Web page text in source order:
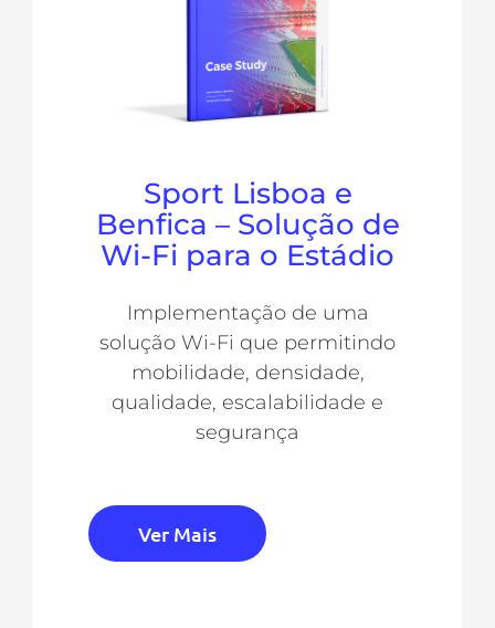
Sport Lisboa e
Benfica – Solução de
Wi-Fi para o Estádio
Implementação de uma
solução Wi-Fi que permitindo
mobilidade, densidade,
qualidade, escalabilidade e
segurança
Ver Mais